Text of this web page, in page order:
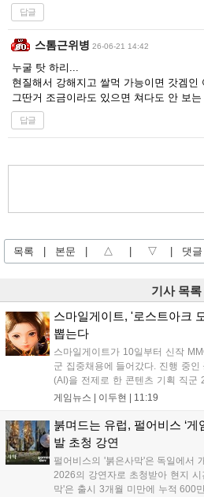
답글
스톰근위병 26-06-21 14:42
누굴 탓 하리...
현질해서 강해지고 쌀먹 가능이면 갓겜인
그딴거 조금이라도 있으면 쳐다도 안 보
답글
목록 본문 △ ▽ 댓글
기사 목록
스마일게이트, '로스트아크
뽑는다
스마일게이트가 10일부터 신작
군 집중채용에 들어갔다. 진행 중
(AI)을 전제로 한 콘텐츠 기획 직군
사이트에 따르면 이번 채용은 게임
이...
게임뉴스 | 이두현 11:19
붉며드는 유럽, 펄어비스 ‘게
발 초청 강연
펄어비스의 '붉은사막'은 독일에서
2026의 강연자로 초청받아 현지
막'은 출시 3개월 미만에 누적 600